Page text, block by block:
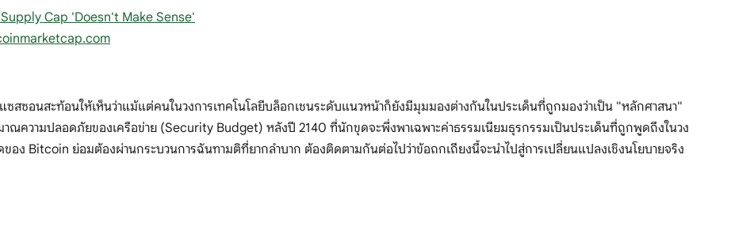
Cap 'Doesn't Make Sense'
สซอนสะท้อนให้เห็นว่าแม้แต่คนในวงการเทคโนโลยีบล็อกเชนระดับแนวหน้าก็ยังมีมุมมองต่างกันในประเด็นที่ถูกมองว่าเป็น "หลักศาสนา"
ณความปลอดภัยของเครือข่าย (Security Budget) หลังปี 2140 ที่นักขุดจะพึ่งพาเฉพาะค่าธรรมเนียมธุรกรรมเป็นประเด็นที่ถูกพูดถึงในวง
อง Bitcoin ย่อมต้องผ่านกระบวนการฉันทามติที่ยากลำบาก ต้องติดตามกันต่อไปว่าข้อถกเถียงนี้จะนำไปสู่การเปลี่ยนแปลงเชิงนโยบายจริง